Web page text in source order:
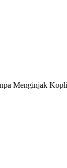
Menginjak